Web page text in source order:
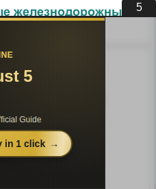
железнодорожные
4